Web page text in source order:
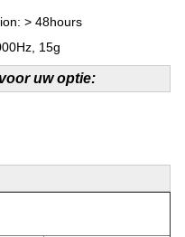
> 48hours
15g
uw optie: